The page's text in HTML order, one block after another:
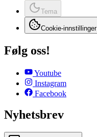
Tema
Cookie-innstillinger
Følg oss!
Youtube
Instagram
Facebook
Nyhetsbrev